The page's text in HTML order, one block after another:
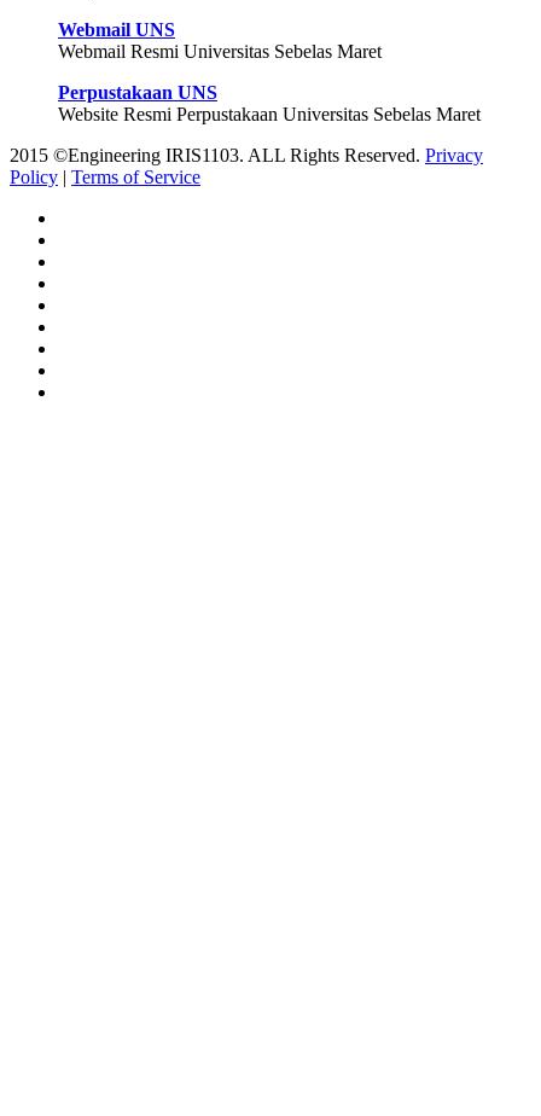
Webmail UNS
Webmail Resmi Universitas Sebelas Maret
Perpustakaan UNS
Website Resmi Perpustakaan Universitas Sebelas Maret
2015 ©Engineering IRIS1103. ALL Rights Reserved. Privacy
Policy | Terms of Service